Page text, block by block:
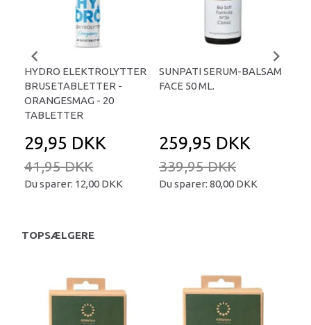
HYDRO ELEKTROLYTTER
BRUSETABLETTER -
ORANGESMAG - 20
TABLETTER
29,95 DKK
41,95 DKK
Du sparer: 12,00 DKK
SUNPATI SERUM-BALSAM
FACE 50 ML.
259,95 DKK
339,95 DKK
Du sparer: 80,00 DKK
TOPSÆLGERE